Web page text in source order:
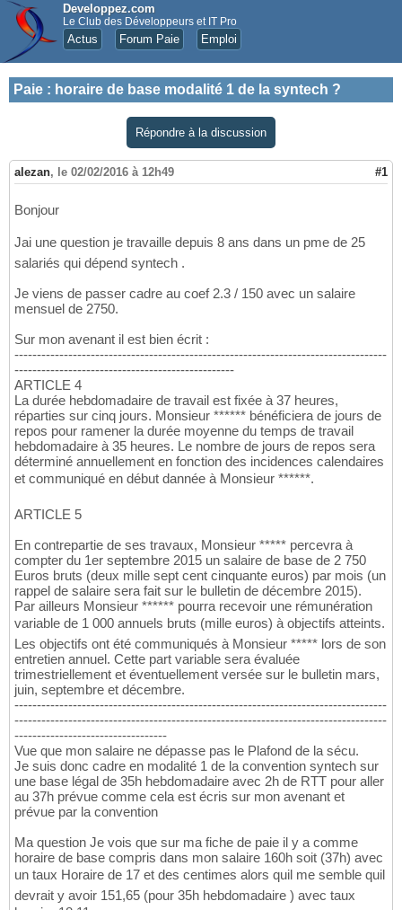
Developpez.com
Le Club des Développeurs et IT Pro
Actus Forum Paie Emploi
Paie : horaire de base modalité 1 de la syntech ?
Répondre à la discussion
alezan, le 02/02/2016 à 12h49 #1
Bonjour
Jai une question je travaille depuis 8 ans dans un pme de 25
salariés qui dépend syntech .
Je viens de passer cadre au coef 2.3 / 150 avec un salaire
mensuel de 2750.
Sur mon avenant il est bien écrit :
-----------------------------------------------------------------------------------
-------------------------------------------------
ARTICLE 4
La durée hebdomadaire de travail est fixée à 37 heures,
réparties sur cinq jours. Monsieur ****** bénéficiera de jours de
repos pour ramener la durée moyenne du temps de travail
hebdomadaire à 35 heures. Le nombre de jours de repos sera
déterminé annuellement en fonction des incidences calendaires
et communiqué en début dannée à Monsieur ******.
ARTICLE 5
En contrepartie de ses travaux, Monsieur ***** percevra à
compter du 1er septembre 2015 un salaire de base de 2 750
Euros bruts (deux mille sept cent cinquante euros) par mois (un
rappel de salaire sera fait sur le bulletin de décembre 2015).
Par ailleurs Monsieur ****** pourra recevoir une rémunération
variable de 1 000 annuels bruts (mille euros) à objectifs atteints.
Les objectifs ont été communiqués à Monsieur ***** lors de son
entretien annuel. Cette part variable sera évaluée
trimestriellement et éventuellement versée sur le bulletin mars,
juin, septembre et décembre.
-----------------------------------------------------------------------------------
-----------------------------------------------------------------------------------
----------------------------------
Vue que mon salaire ne dépasse pas le Plafond de la sécu.
Je suis donc cadre en modalité 1 de la convention syntech sur
une base légal de 35h hebdomadaire avec 2h de RTT pour aller
au 37h prévue comme cela est écris sur mon avenant et
prévue par la convention
Ma question Je vois que sur ma fiche de paie il y a comme
horaire de base compris dans mon salaire 160h soit (37h) avec
un taux Horaire de 17 et des centimes alors quil me semble quil
devrait y avoir 151,65 (pour 35h hebdomadaire ) avec taux